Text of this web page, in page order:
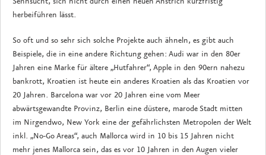
herbeiführen lässt.
So oft und so sehr sich solche Projekte auch ähneln, es gibt auch
Beispiele, die in eine andere Richtung gehen: Audi war in den 80er
Jahren eine Marke für ältere „Hutfahrer“, Apple in den 90ern nahezu
bankrott, Kroatien ist heute ein anderes Kroatien als das Kroatien vor
20 Jahren. Barcelona war vor 20 Jahren eine vom Meer
abwärtsgewandte Provinz, Berlin eine düstere, marode Stadt mitten
im Nirgendwo, New York eine der gefährlichsten Metropolen der Welt
inkl. „No-Go Areas“, auch Mallorca wird in 10 bis 15 Jahren nicht
mehr jenes Mallorca sein, das es vor 10 Jahren in den Augen vieler